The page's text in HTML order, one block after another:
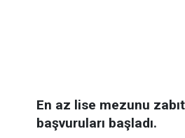
En az lise mezunu
başvuruları başladı.